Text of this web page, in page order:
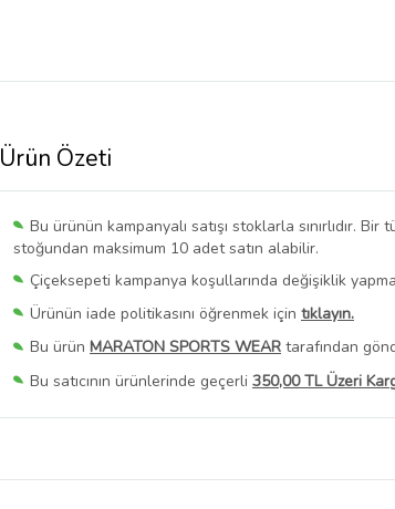
Ürün Özeti
Bu ürünün kampanyalı satışı stoklarla sınırlıdır.
stoğundan maksimum 10 adet satın alabilir.
Çiçeksepeti kampanya koşullarında değişiklik yapma
Ürünün iade politikasını öğrenmek için tıklayın.
Bu ürün MARATON SPORTS WEAR tarafından
Bu satıcının ürünlerinde geçerli 350,00 TL Üzeri
Bu SatıcınınTüm Ürünlerini Görüntüle